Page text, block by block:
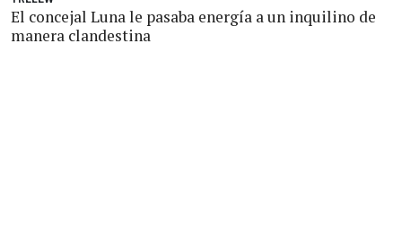
El concejal Luna le pasaba energía a un inquilino de
manera clandestina